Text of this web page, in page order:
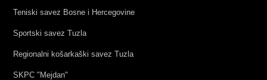
Teniski savez Bosne i Hercegovine
Sportski savez Tuzla
Regionalni košarkaški savez Tuzla
SKPC "Mejdan"